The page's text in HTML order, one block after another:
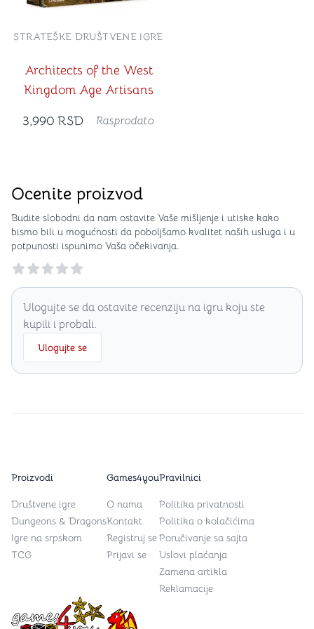
Architects of the West
Kingdom Age Artisans
STRATEŠKE DRUŠTVENE IGRE
3,990 RSD Rasprodato
Ocenite proizvod
Budite slobodni da nam ostavite Vaše mišljenje i utiske kako
bismo bili u mogućnosti da poboljšamo kvalitet naših usluga i u
potpunosti ispunimo Vaša očekivanja.
Reviews
Ulogujte se da ostavite recenziju na igru koju ste
kupili i probali.
Ulogujte se
Games4you logo
Proizvodi
Društvene igre
Dungeons & Dragons
Igre na srpskom
TCG
Games4you
O nama
Kontakt
Registruj se
Prijavi se
Pravilnici
Politika privatnosti
Politika o kolačićima
Poručivanje sa sajta
Uslovi plaćanja
Zamena artikla
Reklamacije